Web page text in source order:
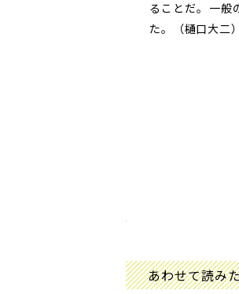
ることだ。一般
た。（樋口大二
あわせて読み